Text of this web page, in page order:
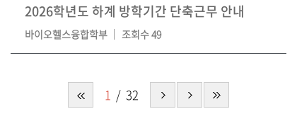
2026학년도 하계 방학기간 단축근무 안내
바이오헬스융합학부 조회수 49
1 32